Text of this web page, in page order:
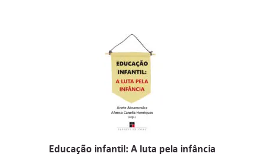
Educação infantil: A luta pela infância